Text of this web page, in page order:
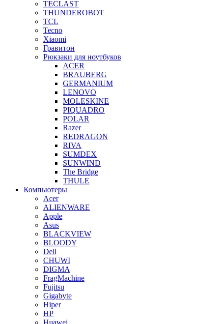
TECLAST
THUNDEROBOT
TCL
Tecno
Xiaomi
Гравитон
Рюкзаки для ноутбуков
ACER
BRAUBERG
GERMANIUM
LENOVO
MOLESKINE
PIQUADRO
POLAR
Razer
REDRAGON
RIVA
SUMDEX
SUNWIND
The Bridge
THULE
Компьютеры
Acer
ALIENWARE
Apple
Asus
BLACKVIEW
BLOODY
Dell
CHUWI
DIGMA
FragMachine
Fujitsu
Gigabyte
Hiper
HP